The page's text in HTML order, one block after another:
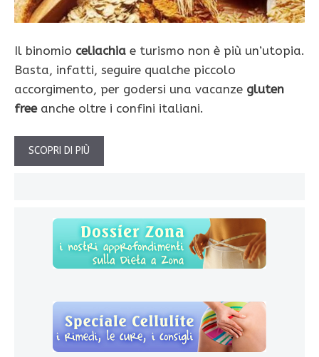
Il binomio celiachia e turismo non è più un’utopia.
Basta, infatti, seguire qualche piccolo
accorgimento, per godersi una vacanze gluten
freeanche oltre i confini italiani.
SCOPRI DI PIÙ